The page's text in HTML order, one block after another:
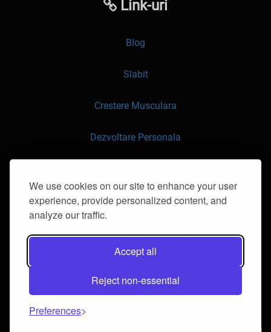
We use cookies on our site to enhance your user
experience, provide personalized content, and
analyze our traffic.
Accept all
Reject non-essential
Preferences
Link-uri
Blog
Slabit
Crestere Musculara
Dezvoltare Personala
Contacteaza-ne
© 2016-2026 klorii.ro. Toate drepturile rezervate.